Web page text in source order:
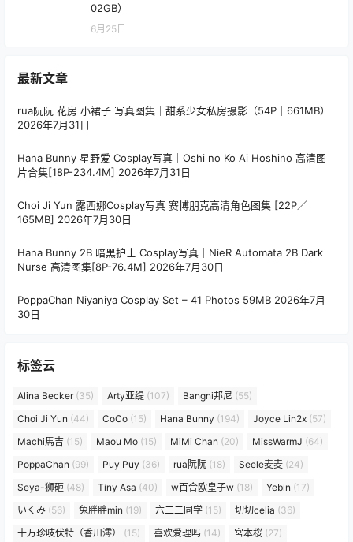
02GB）
6月25日
最新文章
rua阮阮 花房 小裙子 写真图集｜甜系少女私房摄影（54P｜661MB）
2026年7月31日
Hana Bunny 星野爱 Cosplay写真｜Oshi no Ko Ai Hoshino 高清图
片合集[18P-234.4M] 2026年7月31日
Choi Ji Yun 露西娜Cosplay写真 赛博朋克高清角色图集 [22P／
165MB] 2026年7月30日
Hana Bunny 2B 暗黑护士 Cosplay写真｜NieR Automata 2B Dark
Nurse 高清图集[8P-76.4M] 2026年7月30日
PoppaChan Niyaniya Cosplay Set – 41 Photos 59MB 2026年7月
30日
标签云
Alina Becker(35) Arty亚缇 (107) Bangni邦尼 (55)
Choi Ji Yun (44) CoCo (15) Hana Bunny (194) Joyce Lin2x (57)
Machi馬吉 (15) Maou Mo (15) MiMi Chan (20) MissWarmJ (64)
PoppaChan (99) Puy Puy (36) rua阮阮 (18) Seele麦麦 (24)
Seya-狮砸 (48) Tiny Asa (40) w百合欧皇子w (18) Yebin (17)
いくみ (56) 兔胖胖min (19) 六二二同学 (15) 切切celia (36)
十万珍吱伏特（香川澪）
(15) 喜欢爱理吗 (14) 宮本桜 (27)